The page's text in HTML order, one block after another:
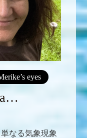
eyes
なる気象現象